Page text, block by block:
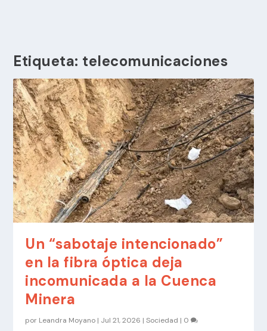
Etiqueta: telecomunicaciones
Un “sabotaje intencionado”
en la fibra óptica deja
incomunicada a la Cuenca
Minera
por Leandra Moyano | Jul 21, 2026 |Sociedad | 0